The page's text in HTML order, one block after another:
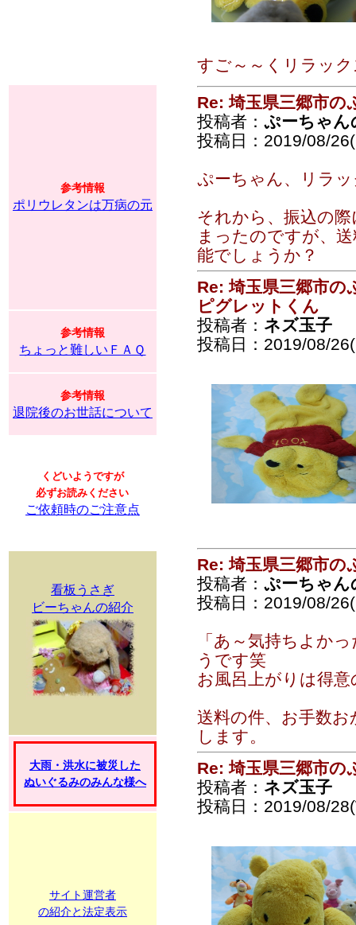
参考情報
ポリウレタンは万病の元
参考情報
ちょっと難しいＦＡＱ
参考情報
退院後のお世話について
くどいようですが
必ずお読みください
ご依頼時のご注意点
看板うさぎ
ビーちゃんの紹介
大雨・洪水に被災した
ぬいぐるみのみんな様へ
サイト運営者
の紹介と法定表示
すご～～くリラッ
Re: 埼玉県三郷市の
投稿者： ぷーちゃん
投稿日：2019/08/
ぷーちゃん、リラ
それから、振込の
まったのですが、
能でしょうか？
Re: 埼玉県三郷市の
ピグレットくん
投稿者： ネズ玉子
投稿日：2019/08/
Re: 埼玉県三郷市の
投稿者： ぷーちゃん
投稿日：2019/08/
「あ～気持ちよか
うです笑
お風呂上がりは得
送料の件、お手数
します。
Re: 埼玉県三郷市の
投稿者： ネズ玉子
投稿日：2019/08/